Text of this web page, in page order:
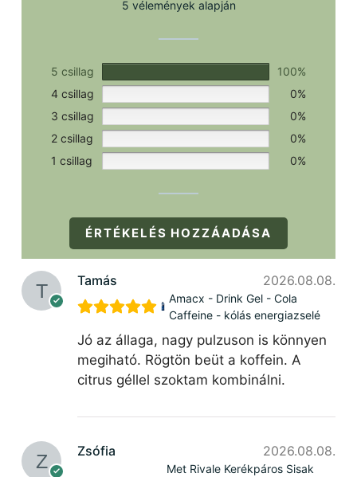
5 vélemények alapján
5 csillag
100%
4 csillag
0%
3 csillag
0%
2 csillag
0%
1 csillag
0%
ÉRTÉKELÉS HOZZÁADÁSA
Tamás 2026.08.08.
Amacx - Drink Gel - Cola
Caffeine - kólás energiazselé
Jó az állaga, nagy pulzuson is könnyen
megiható. Rögtön beüt a koffein. A
citrus géllel szoktam kombinálni.
Zsófia 2026.08.08.
Met Rivale Kerékpáros Sisak